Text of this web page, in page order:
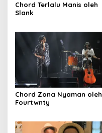
Chord Terlalu Manis oleh
Slank
Chord Zona Nyaman oleh
Fourtwnty